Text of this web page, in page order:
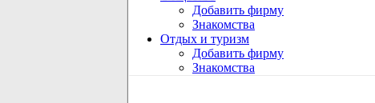
Добавить фирму
Знакомства
Отдых и туризм
Добавить фирму
Знакомства